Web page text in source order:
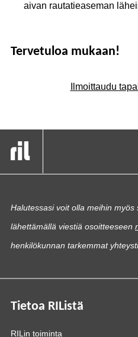
aivan rautatieaseman
Tervetuloa mukaan!
Ilmoittaudu
Halutessasi voit olla meihin
lähettämällä viestiä osoitteeseen
henkilökunnan tarkemmat
Tietoa RIListä
RILin toiminta